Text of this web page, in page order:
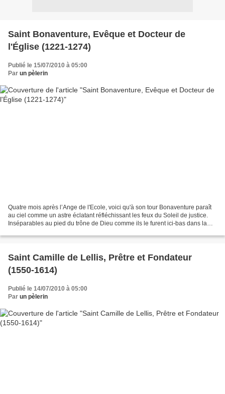
Saint Bonaventure, Evêque et Docteur de
l'Église (1221-1274)
Publié le 15/07/2010 à 05:00
Par un pèlerin
Quatre mois après l’Ange de l'Ecole, voici qu'à son tour Bonaventure paraît
au ciel comme un astre éclatant réfléchissant les feux du Soleil de justice.
Inséparables au pied du trône de Dieu comme ils le furent ici-bas dans la
Saint Camille de Lellis, Prêtre et Fondateur
(1550-1614)
Publié le 14/07/2010 à 05:00
Par un pèlerin